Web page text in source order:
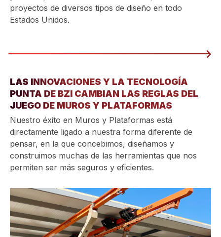
proyectos de diversos tipos de diseño en todo
Estados Unidos.
LAS INNOVACIONES Y LA TECNOLOGÍA
PUNTA DE BZI CAMBIAN LAS REGLAS DEL
JUEGO DE MUROS Y PLATAFORMAS
Nuestro éxito en Muros y Plataformas está
directamente ligado a nuestra forma diferente de
pensar, en la que concebimos, diseñamos y
construimos muchas de las herramientas que nos
permiten ser más seguros y eficientes.